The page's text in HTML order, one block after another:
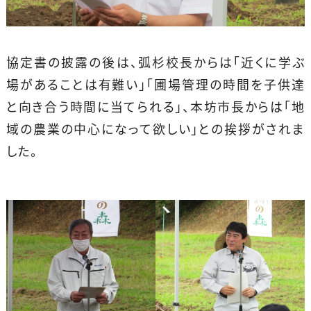
協定書の披露の後は、弧杉校長からは「近くに学ぶ
場があることは有難い」「圃場管理の時間を子供達
と向き合う時間に当てられる」、本坊市長からは「地
域の農業の中心になって欲しい」との挨拶がされま
した。